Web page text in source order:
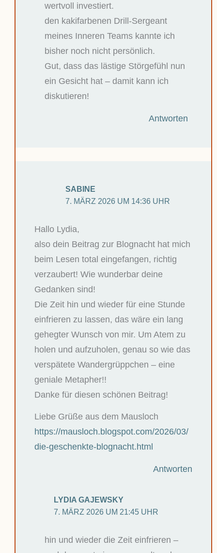
wertvoll investiert.
den kakifarbenen Drill-Sergeant
meines Inneren Teams kannte ich
bisher noch nicht persönlich.
Gut, dass das lästige Störgefühl nun
ein Gesicht hat – damit kann ich
diskutieren!
Antworten
SABINE
7. MÄRZ 2026 UM 14:36 UHR
Hallo Lydia,
also dein Beitrag zur Blognacht hat mich
beim Lesen total eingefangen, richtig
verzaubert! Wie wunderbar deine
Gedanken sind!
Die Zeit hin und wieder für eine Stunde
einfrieren zu lassen, das wäre ein lang
gehegter Wunsch von mir. Um Atem zu
holen und aufzuholen, genau so wie das
verspätete Wandergrüppchen – eine
geniale Metapher!!
Danke für diesen schönen Beitrag!
Liebe Grüße aus dem Mausloch
https://mausloch.blogspot.com/2026/03/
die-geschenkte-blognacht.html
Antworten
LYDIA GAJEWSKY
7. MÄRZ 2026 UM 21:45 UHR
hin und wieder die Zeit einfrieren –